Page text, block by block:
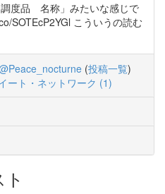
度品 名称」みたいな感じで
SOTEcP2YGl こういうの読む
(投稿一覧)
ート・ネットワーク (1)